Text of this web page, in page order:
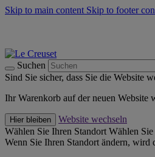
Skip to main content Skip to footer
Suchen
Sind Sie sicher, dass Sie die Website
Ihr Warenkorb auf der neuen Website
Hier bleiben
Website wechseln
Wählen Sie Ihren Standort Wählen
Wenn Sie Ihren Standort ändern, wird